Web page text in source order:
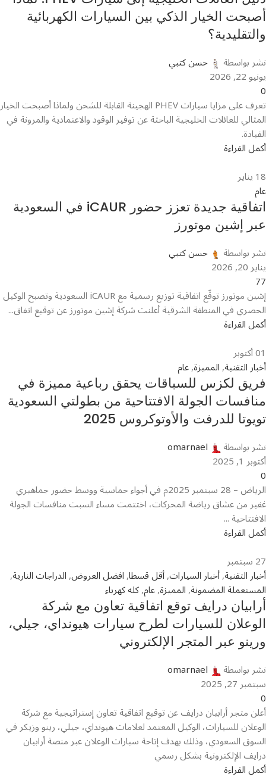
أصبحت الخيار الذكي بين السيارات الكهربائية
والتقليدية؟
نشر بواسطة حسن كتبي
يونيو 22, 2026
0
تعرف على مزايا سيارات PHEV الهجينة القابلة للشحن ولماذا أصبحت الخيار
المثالي للعائلات الخليجية الباحثة عن توفير الوقود والاعتمادية والمرونة في
القيادة.
أكمل القراءة
18يناير
عام
اتفاقية جديدة تعزز حضور iCAUR في السعودية
عبر إشين موتورز
نشر بواسطة حسن كتبي
يناير 20, 2026
77
إشين موتورز توقّع اتفاقية توزيع رسمية مع iCAUR السعودية وتصبح الوكيل
الحصري في المنطقة الشرقية أعلنت شركة إشين موتورز عن توقيع اتفاق...
أكمل القراءة
01أكتوبر
أخبار التقنية,المميزة,عام
فريق لكزس للسباقات يحقق رباعية مميزة في
منافسات الجولة الافتتاحية من بطولتي السعودية
تويوتا للدرفت والأوتوكروس 2025
نشر بواسطة omarnael
أكتوبر 1, 2025
0
الرياض – 28 سبتمبر 2025م في أجواء حماسية ووسط حضور جماهيري
غفير من عشاق رياضة المحركات، اختتمت مساء السبت منافسات الجولة
الافتتاحية ...
أكمل القراءة
27سبتمبر
أخبار التقنية,أخبار السيارات,أقل قسطا,افضل العروض,الدراجات النارية,
المستعملة المضمونة,المميزة,عام,كله كهرباء
أرابيان درايف توقع اتفاقية تعاون مع شركة
الوعلان للسيارات لطرح سيارات هيونداي، جيلي،
ورينو عبر المتجر الإلكتروني
نشر بواسطة omarnael
سبتمبر 27, 2025
0
أعلن متجر أرابيان درايف عن توقيع اتفاقية تعاون إستراتيجية مع شركة
الوعلان للسيارات، الوكيل المعتمد لعلامات هيونداي، جيلي، رينو وزيكر في
السوق السعودي، وذلك بهدف إتاحة سيارات الوعلان عبر منصة أرابيان
درايف الإلكترونية بشكل رسمي
أكمل القراءة